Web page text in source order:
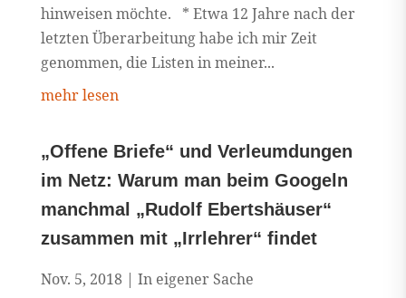
hinweisen möchte. * Etwa 12 Jahre nach der
letzten Überarbeitung habe ich mir Zeit
genommen, die Listen in meiner...
mehr lesen
„Offene Briefe“ und Verleumdungen
im Netz: Warum man beim Googeln
manchmal „Rudolf Ebertshäuser“
zusammen mit „Irrlehrer“ findet
Nov. 5, 2018 | In eigener Sache